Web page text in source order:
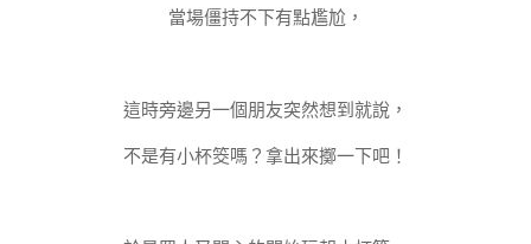
當場僵持不下有點尷尬，
這時旁邊另一個朋友突然想到就說，
不是有小杯筊嗎？拿出來擲一下吧！